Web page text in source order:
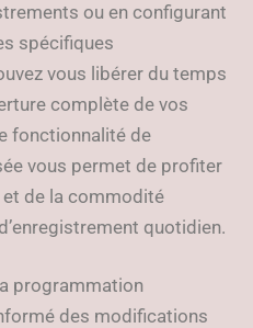
ou en configurant
spécifiques
vous libérer du temps
complète de vos
fonctionnalité de
vous permet de profiter
de la commodité
quotidien.
programmation
des modifications